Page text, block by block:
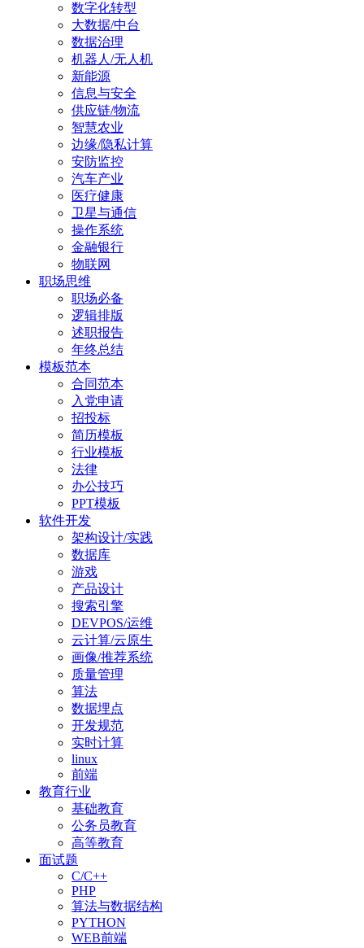
数字化转型
大数据/中台
数据治理
机器人/无人机
新能源
信息与安全
供应链/物流
智慧农业
边缘/隐私计算
安防监控
汽车产业
医疗健康
卫星与通信
操作系统
金融银行
物联网
职场思维
职场必备
逻辑排版
述职报告
年终总结
模板范本
合同范本
入党申请
招投标
简历模板
行业模板
法律
办公技巧
PPT模板
软件开发
架构设计/实践
数据库
游戏
产品设计
搜索引擎
DEVPOS/运维
云计算/云原生
画像/推荐系统
质量管理
算法
数据埋点
开发规范
实时计算
linux
前端
教育行业
基础教育
公务员教育
高等教育
面试题
C/C++
PHP
算法与数据结构
PYTHON
WEB前端